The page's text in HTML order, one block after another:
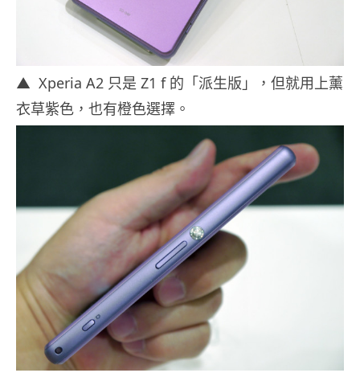
▲ Xperia A2 只是 Z1 f 的「派生版」，但就用上薰
衣草紫色，也有橙色選擇。